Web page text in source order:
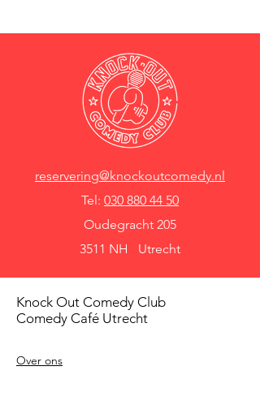
reservering@knockoutcomedy.nl
Tel: 030 880 44 50
Oudegracht 205
3511 NH Utrecht
Knock Out Comedy Club
Comedy Café Utrecht
Over ons